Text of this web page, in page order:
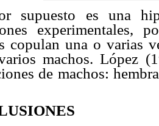
supuesto es una
experimentales,
copulan una o varias
machos. López
de machos: